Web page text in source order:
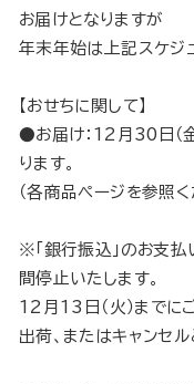
お届けとなりますが
年末年始は上記スケジ
【おせちに関して】
●お届け：12月30日（
ります。
（各商品ページを参照く
※「銀行振込」のお支払
間停止いたします。
12月13日（火）までに
出荷、またはキャンセ